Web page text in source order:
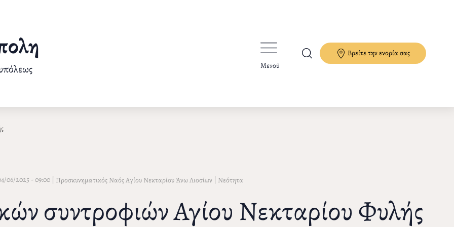
Μενού
Βρείτε την ενορία σας
06/2025 - 09:00 | Προσκυνηματικός Ναός Αγίου Νεκταρίου Άνω Λιοσίων | Νεότητα
συντροφιών Αγίου Νεκταρίου Φυλής